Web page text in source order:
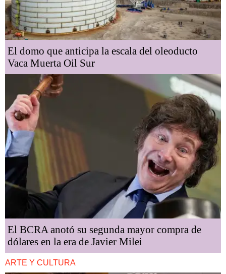
El domo que anticipa la escala del oleoducto
Vaca Muerta Oil Sur
El BCRA anotó su segunda mayor compra de
dólares en la era de Javier Milei
ARTE Y CULTURA